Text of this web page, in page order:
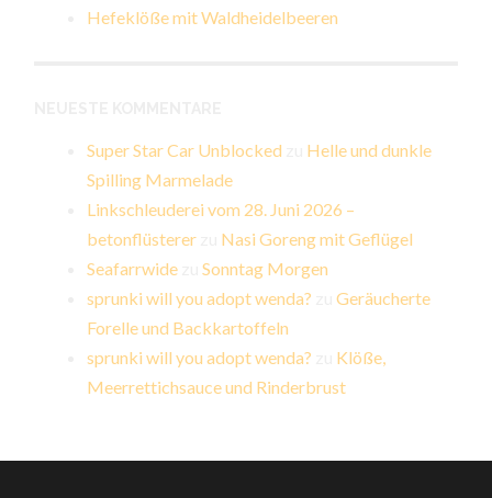
Hefeklöße mit Waldheidelbeeren
Super Star Car Unblocked
Helle und dunkle
Spilling Marmelade
Linkschleuderei vom 28. Juni 2026 –
betonflüsterer
Nasi Goreng mit Geflügel
Seafarrwide zuSonntag Morgen
sprunki will you adopt wenda? zuGeräucherte
Forelle und Backkartoffeln
sprunki will you adopt wenda?
Klöße,
Meerrettichsauce und Rinderbrust